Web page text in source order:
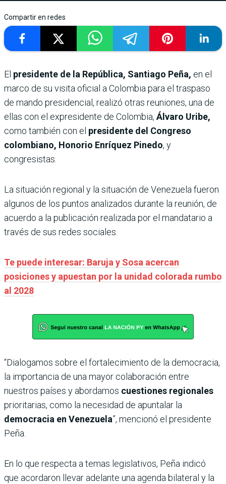
Compartir en redes
El presidente de la República, Santiago Peña, en el
marco de su visita oficial a Colombia para el traspaso
de mando presidencial, realizó otras reuniones, una de
ellas con el expresidente de Colombia, Álvaro Uribe,
como también con el presidente del Congreso
colombiano, Honorio Enríquez Pinedo, y
congresistas.
La situación regional y la situación de Venezuela fueron
algunos de los puntos analizados durante la reunión, de
acuerdo a la publicación realizada por el mandatario a
través de sus redes sociales.
Te puede interesar: Baruja y Sosa acercan
posiciones y apuestan por la unidad colorada rumbo
al 2028
“Dialogamos sobre el fortalecimiento de la democracia,
la importancia de una mayor colaboración entre
nuestros países y abordamos cuestiones regionales
prioritarias, como la necesidad de apuntalar la
democracia en Venezuela”, mencionó el presidente
Peña.
En lo que respecta a temas legislativos, Peña indicó
que acordaron llevar adelante una agenda bilateral y la